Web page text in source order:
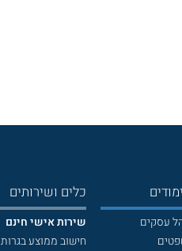
עסקים
כלים ושירותים
שירות אישי חינם
חישוב ממוצע בגרות